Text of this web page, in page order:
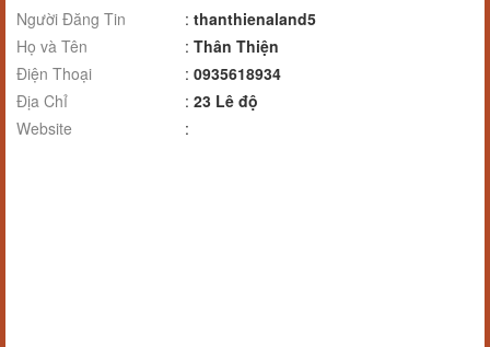
Người Đăng Tin : thanthienaland5
Họ và Tên
: Thân Thiện
Điện Thoại
: 0935618934
Địa Chỉ
: 23 Lê độ
Website
: